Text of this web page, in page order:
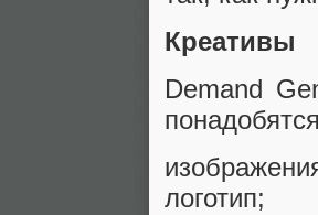
Креативы
Demand
логотип;